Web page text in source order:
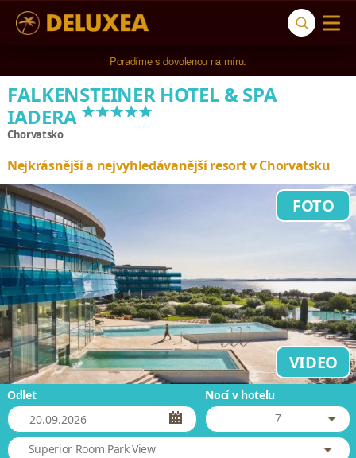
Poradíme s dovolenou na míru.
5* cestovní kancelář na luxusní dovolenou od 100.000 Kč.
FALKENSTEINER HOTEL & SPA
IADERA*****
Chorvatsko
Nejkrásnější a nejvyhledávanější resort v Chorvatsku
FOTO
VIDEO
Odlet
Nocí v hotelu
7
Superior Room Park View